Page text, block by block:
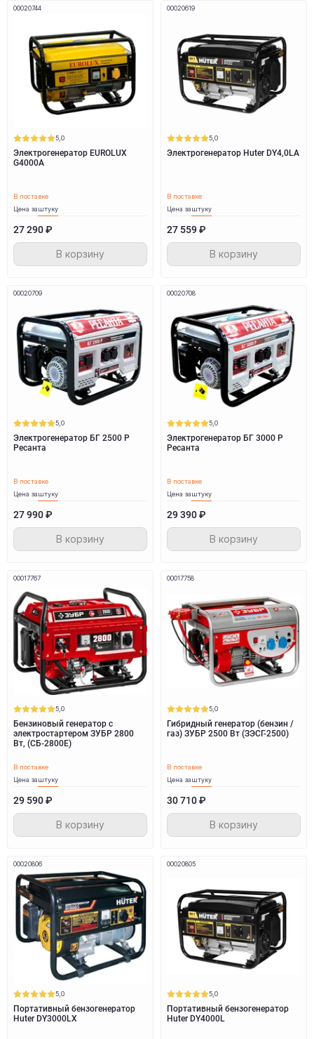
00020744
5,0
Электрогенератор EUROLUX
G4000A
В поставке
Цена заштуку
27 290 ₽
В корзину
00020619
5,0
Электрогенератор Huter DY4,0LA
В поставке
Цена заштуку
27 559 ₽
В корзину
00020709
5,0
Электрогенератор БГ 2500 Р
Ресанта
В поставке
Цена заштуку
27 990 ₽
В корзину
00020708
5,0
Электрогенератор БГ 3000 Р
Ресанта
В поставке
Цена заштуку
29 390 ₽
В корзину
00017767
5,0
Бензиновый генератор с
электростартером ЗУБР 2800
Вт, (СБ-2800Е)
В поставке
Цена заштуку
29 590 ₽
В корзину
00017758
5,0
Гибридный генератор (бензин /
газ) ЗУБР 2500 Вт (ЗЭСГ-2500)
В поставке
Цена заштуку
30 710 ₽
В корзину
00020806
5,0
Портативный бензогенератор
Huter DY3000LX
00020805
5,0
Портативный бензогенератор
Huter DY4000L